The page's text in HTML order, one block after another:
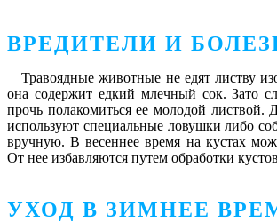
ВРЕДИТЕЛИ И
Травоядные животные не едят листву
она содержит едкий млечный сок. Зато
прочь полакомиться ее молодой листвой.
используют специальные ловушки либо
вручную. В весеннее время на кустах
От нее избавляются путем обработки
УХОД В ЗИМНЕЕ